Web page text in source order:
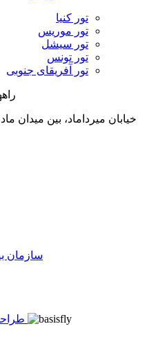
تور کنیا
تور موریس
تور سیشل
تور تونس
تور آفریقای جنوبی